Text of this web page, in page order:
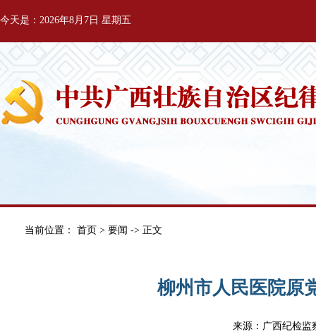
今天是：2026年8月7日 星期五
当前位置： 首页 > 要闻 -> 正文
柳州市人民医院原
来源：广西纪检监